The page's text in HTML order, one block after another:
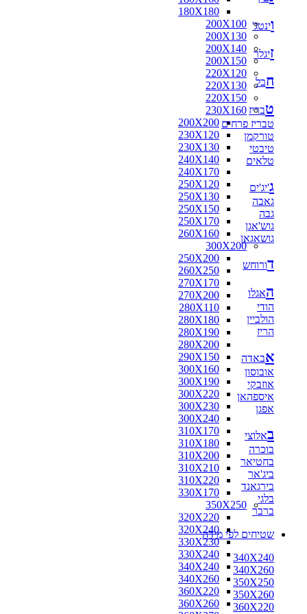
180X180
200X100
200X130
200X140
200X150
220X120
220X130
220X150
230X160
200X200
230X120
230X130
240X140
240X170
250X120
250X130
250X150
250X170
260X160
300X200
250X200
260X250
270X170
270X200
280X110
280X180
280X190
280X200
290X150
300X160
300X190
300X220
300X230
300X240
310X170
310X180
310X200
310X210
310X220
330X170
350X250
320X220
320X240
330X230
330X240
340X240
340X260
360X220
360X260
וינטג'
זיגלר
חבל
טבריז
טבריז פרחים
טורקמן
טיבטי
טלאים
ג'יג'ים
גאבה
גבה
גוש'אגן
גושאגאן
דורוחש
האגלו
הודי
הולביין
הריז
אבאדה
אובוסון
אוזבקי
איספהאן
אפגן
באלוצי
בוכרה
בחטיאר
ביג'אר
בירגאנד
בלגי
ברבר
שטיחים לפי מידה
340X240
340X260
350X250
350X260
360X220